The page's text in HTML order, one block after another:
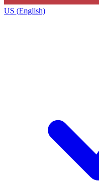
US (English)